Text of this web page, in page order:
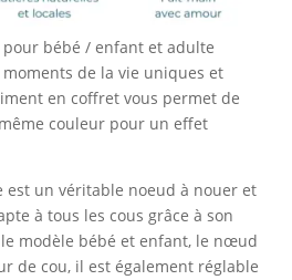
bébé / enfant et adulte
de la vie uniques et
en coffret vous permet de
couleur pour un effet
un véritable noeud à nouer et
à tous les cous grâce à son
le modèle bébé et enfant, le nœud
de cou, il est également réglable